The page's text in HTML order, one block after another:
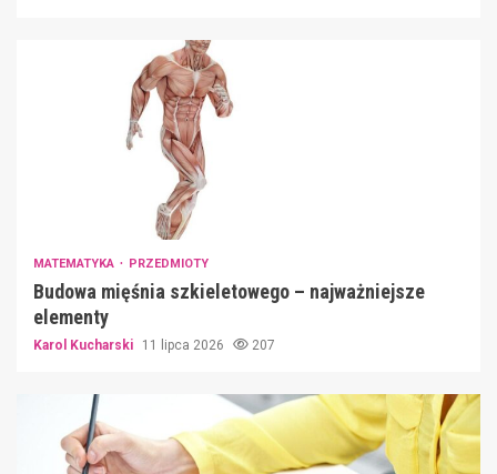
MATEMATYKA PRZEDMIOTY
Budowa mięśnia szkieletowego – najważniejsze
elementy
Karol Kucharski 11 lipca 2026 207